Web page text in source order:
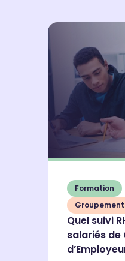
Formation
Quel suivi
salariés de